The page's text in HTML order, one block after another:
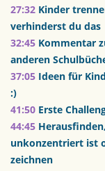
27:32 Kinder
verhinderst du das
32:45 Kommentar
anderen
37:05 Ideen für
:)
41:50 Erste
44:45
unkonzentriert ist
zeichnen